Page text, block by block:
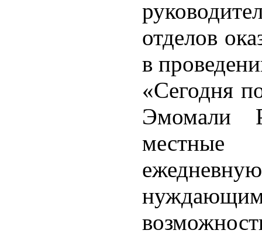
отделов
в
«Сегодня
Эмомали